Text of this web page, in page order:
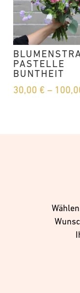
PASTELLE
BUNTHEIT
30,00 € –